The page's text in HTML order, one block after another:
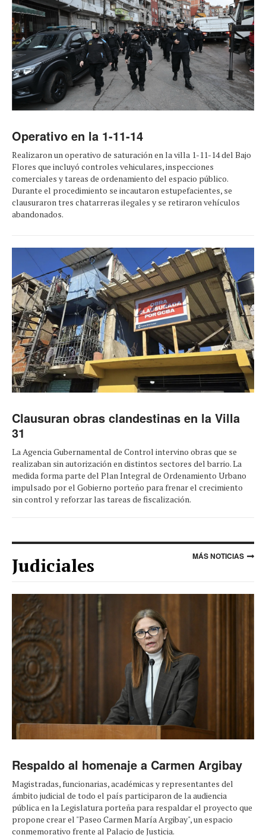
Operativo en la 1-11-14
Realizaron un operativo de saturación en la villa 1-11-14 del Bajo
Flores que incluyó controles vehiculares, inspecciones
comerciales y tareas de ordenamiento del espacio público.
Durante el procedimiento se incautaron estupefacientes, se
clausuraron tres chatarreras ilegales y se retiraron vehículos
abandonados.
Clausuran obras clandestinas en la Villa
31
La Agencia Gubernamental de Control intervino obras que se
realizaban sin autorización en distintos sectores del barrio. La
medida forma parte del Plan Integral de Ordenamiento Urbano
impulsado por el Gobierno porteño para frenar el crecimiento
sin control y reforzar las tareas de fiscalización.
Judiciales MÁS NOTICIAS
Respaldo al homenaje a Carmen Argibay
Magistradas, funcionarias, académicas y representantes del
ámbito judicial de todo el país participaron de la audiencia
pública en la Legislatura porteña para respaldar el proyecto que
propone crear el "Paseo Carmen María Argibay", un espacio
conmemorativo frente al Palacio de Justicia.